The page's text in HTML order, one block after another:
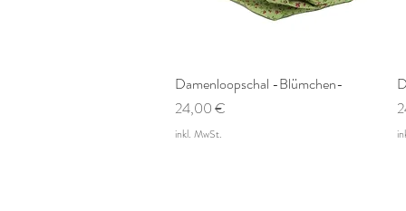
Schnellansicht
Damenloopschal -Blümchen-
Preis
24,00 €
inkl. MwSt.